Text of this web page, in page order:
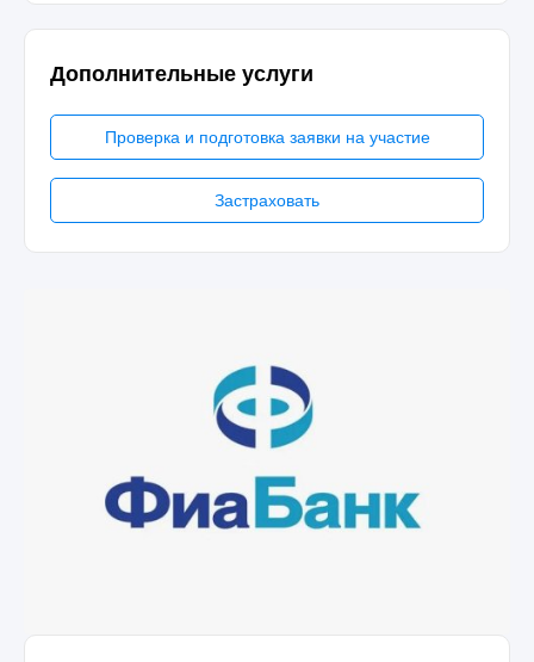
Дополнительные услуги
Проверка и подготовка заявки на участие
Застраховать